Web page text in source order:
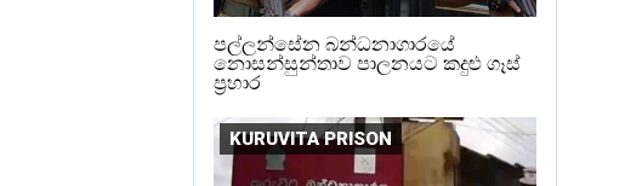
පල්ලන්සේන බන්ධනාගාරයේ
නොසන්සුන්තාව පාලනයට කදුළු ගෑස්
ප්‍රහාර
KURUVITA PRISON